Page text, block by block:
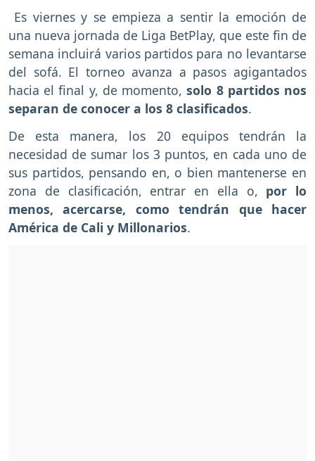
Es viernes y se empieza a sentir la emoción de
una nueva jornada de Liga BetPlay, que este fin de
semana incluirá varios partidos para no levantarse
del sofá. El torneo avanza a pasos agigantados
hacia el final y, de momento,solo 8 partidos nos
separan de conocer a los 8 clasificados.
De esta manera, los 20 equipos tendrán la
necesidad de sumar los 3 puntos, en cada uno de
sus partidos, pensando en, o bien mantenerse en
zona de clasificación, entrar en ella o, por lo
menos, acercarse, como tendrán que hacer
América de Cali y Millonarios.